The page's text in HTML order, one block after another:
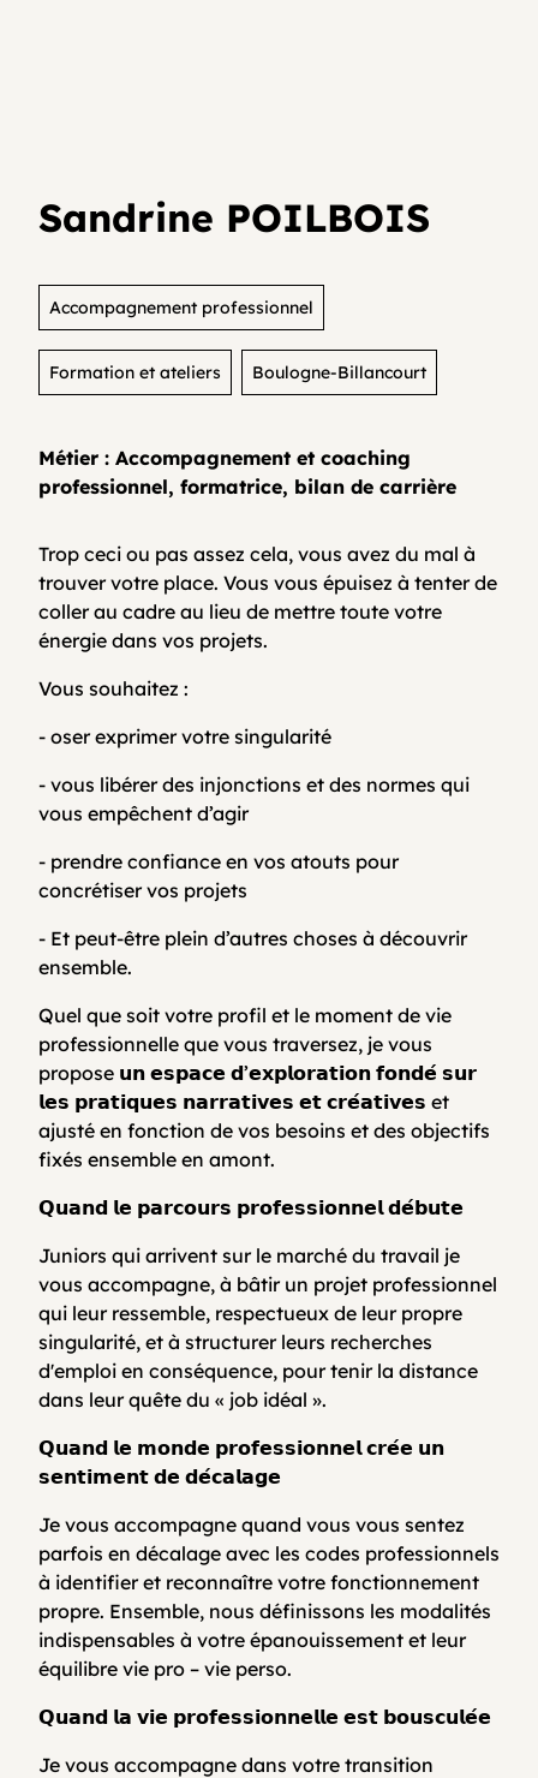
Coopératifs!
Organisme de formation
Contactez-nous
FAQ
Sandrine POILBOIS
Accompagnement professionnel
Formation et ateliers Boulogne-Billancourt
Métier : Accompagnement et coaching
professionnel, formatrice, bilan de carrière
Trop ceci ou pas assez cela, vous avez du mal à
trouver votre place. Vous vous épuisez à tenter de
coller au cadre au lieu de mettre toute votre
énergie dans vos projets.
Vous souhaitez :
- oser exprimer votre singularité
- vous libérer des injonctions et des normes qui
vous empêchent d’agir
- prendre confiance en vos atouts pour
concrétiser vos projets
- Et peut-être plein d’autres choses à découvrir
ensemble.
Quel que soit votre profil et le moment de vie
professionnelle que vous traversez, je vous
propose 𝘂𝗻 𝗲𝘀𝗽𝗮𝗰𝗲 𝗱’𝗲𝘅𝗽𝗹𝗼𝗿𝗮𝘁𝗶𝗼𝗻 𝗳𝗼𝗻𝗱𝗲́ 𝘀𝘂𝗿
𝗹𝗲𝘀 𝗽𝗿𝗮𝘁𝗶𝗾𝘂𝗲𝘀 𝗻𝗮𝗿𝗿𝗮𝘁𝗶𝘃𝗲𝘀 𝗲𝘁 𝗰𝗿𝗲́𝗮𝘁𝗶𝘃𝗲𝘀 et
ajusté en fonction de vos besoins et des objectifs
fixés ensemble en amont.
𝗤𝘂𝗮𝗻𝗱 𝗹𝗲 𝗽𝗮𝗿𝗰𝗼𝘂𝗿𝘀 𝗽𝗿𝗼𝗳𝗲𝘀𝘀𝗶𝗼𝗻𝗻𝗲𝗹 𝗱𝗲́𝗯𝘂𝘁𝗲
Juniors qui arrivent sur le marché du travail je
vous accompagne, à bâtir un projet professionnel
qui leur ressemble, respectueux de leur propre
singularité, et à structurer leurs recherches
d'emploi en conséquence, pour tenir la distance
dans leur quête du « job idéal ».
𝗤𝘂𝗮𝗻𝗱 𝗹𝗲 𝗺𝗼𝗻𝗱𝗲 𝗽𝗿𝗼𝗳𝗲𝘀𝘀𝗶𝗼𝗻𝗻𝗲𝗹 𝗰𝗿𝗲́𝗲 𝘂𝗻
𝘀𝗲𝗻𝘁𝗶𝗺𝗲𝗻𝘁 𝗱𝗲 𝗱𝗲́𝗰𝗮𝗹𝗮𝗴𝗲
Je vous accompagne quand vous vous sentez
parfois en décalage avec les codes professionnels
à identifier et reconnaître votre fonctionnement
propre. Ensemble, nous définissons les modalités
indispensables à votre épanouissement et leur
équilibre vie pro – vie perso.
𝗤𝘂𝗮𝗻𝗱 𝗹𝗮 𝘃𝗶𝗲 𝗽𝗿𝗼𝗳𝗲𝘀𝘀𝗶𝗼𝗻𝗻𝗲𝗹𝗹𝗲 𝗲𝘀𝘁 𝗯𝗼𝘂𝘀𝗰𝘂𝗹𝗲́𝗲
Je vous accompagne dans votre transition